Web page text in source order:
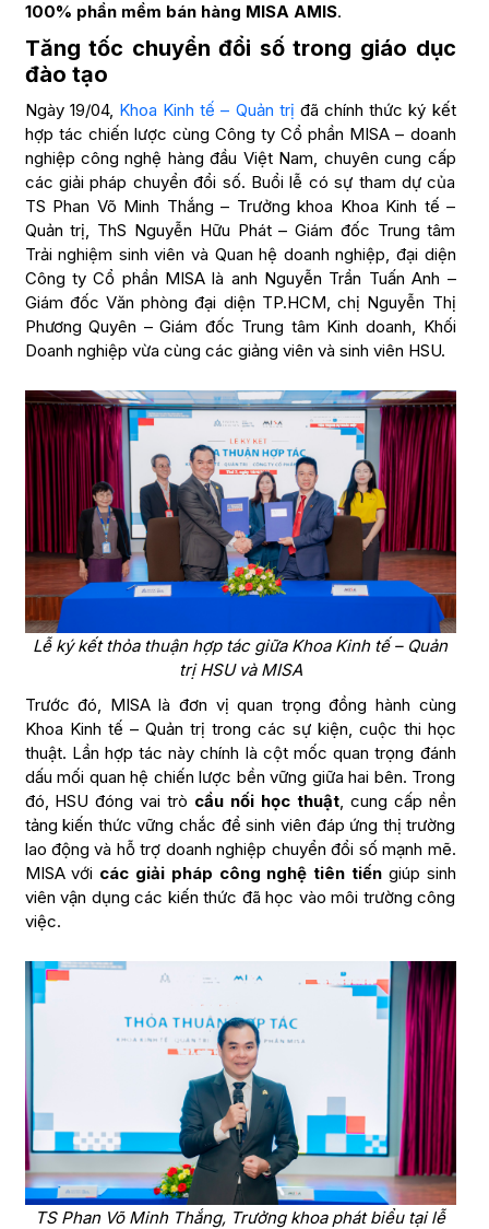
100% phần mềm bán hàng MISA AMIS.
Tăng tốc chuyển đổi số trong giáo dục
đào tạo
Ngày 19/04, Khoa Kinh tế – Quản trị đã chính thức ký kết
hợp tác chiến lược cùng Công ty Cổ phần MISA – doanh
nghiệp công nghệ hàng đầu Việt Nam, chuyên cung cấp
các giải pháp chuyển đổi số. Buổi lễ có sự tham dự của
TS Phan Võ Minh Thắng – Trưởng khoa Khoa Kinh tế –
Quản trị, ThS Nguyễn Hữu Phát – Giám đốc Trung tâm
Trải nghiệm sinh viên và Quan hệ doanh nghiệp, đại diện
Công ty Cổ phần MISA là anh Nguyễn Trần Tuấn Anh –
Giám đốc Văn phòng đại diện TP.HCM, chị Nguyễn Thị
Phương Quyên – Giám đốc Trung tâm Kinh doanh, Khối
Doanh nghiệp vừa cùng các giảng viên và sinh viên HSU.
Lễ ký kết thỏa thuận hợp tác giữa Khoa Kinh tế – Quản
trị HSU và MISA
Trước đó, MISA là đơn vị quan trọng đồng hành cùng
Khoa Kinh tế – Quản trị trong các sự kiện, cuộc thi học
thuật. Lần hợp tác này chính là cột mốc quan trọng đánh
dấu mối quan hệ chiến lược bền vững giữa hai bên. Trong
đó, HSU đóng vai trò cầu nối học thuật, cung cấp nền
tảng kiến thức vững chắc để sinh viên đáp ứng thị trường
lao động và hỗ trợ doanh nghiệp chuyển đổi số mạnh mẽ.
MISA với các giải pháp công nghệ tiên tiến giúp sinh
viên vận dụng các kiến thức đã học vào môi trường công
việc.
TS Phan Võ Minh Thắng, Trưởng khoa phát biểu tại lễ